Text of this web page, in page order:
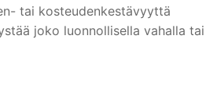
tai kosteudenkestävyyttä
joko luonnollisella vahalla tai